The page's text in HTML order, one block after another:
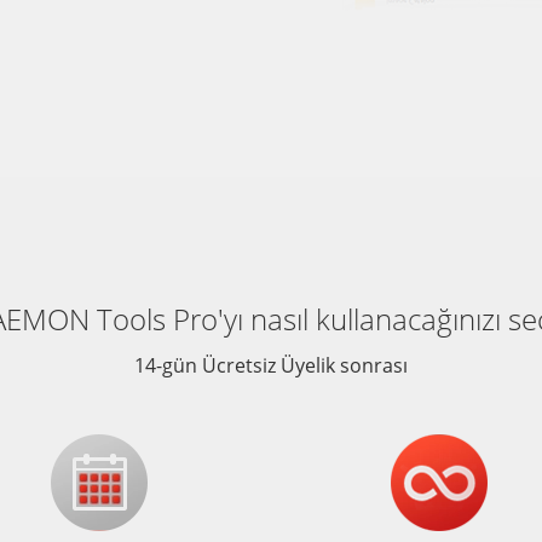
Tools Pro'yı nasıl kullanacağınızı
14-gün Ücretsiz Üyelik sonrası